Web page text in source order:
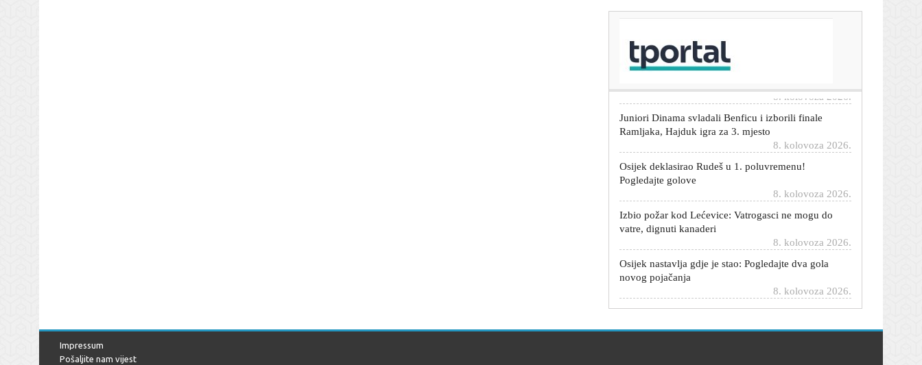
Butković razgovarao sa strojovođom: 'Pred
mirovinom je, izbjegao je smrt'
8. kolovoza 2026.
Osijek deklasirao Rudeš u 1. poluvremenu!
8. kolovoza 2026.
Izbio požar kod Lećevice: Vatrogasci ne mogu do
8. kolovoza 2026.
Osijek nastavlja gdje je stao: Pogledajte dva gola
8. kolovoza 2026.
Infantino se oglasio nakon teške optužbe: 'One su
Impressum
Pošaljite nam vijest